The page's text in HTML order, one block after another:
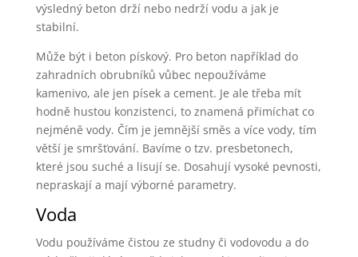
výsledný beton drží nebo nedrží vodu a jak je
stabilní.
Může být i beton pískový. Pro beton například do
zahradních obrubníků vůbec nepoužíváme
kamenivo, ale jen písek a cement. Je ale třeba mít
hodně hustou konzistenci, to znamená přimíchat co
nejméně vody. Čím je jemnější směs a více vody, tím
větší je smršťování. Bavíme o tzv. presbetonech,
které jsou suché a lisují se. Dosahují vysoké pevnosti,
nepraskají a mají výborné parametry.
Voda
Vodu používáme čistou ze studny či vodovodu a do